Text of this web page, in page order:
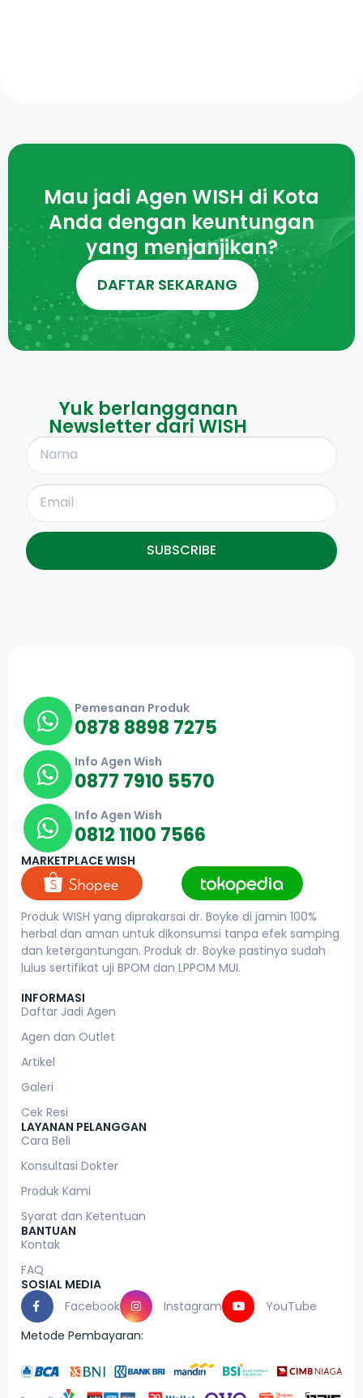
Mau jadi Agen WISH di Kota
Anda dengan keuntungan
yang menjanjikan?
DAFTAR SEKARANG
Yuk berlangganan
Newsletter dari WISH
SUBSCRIBE
0878 8898 7275
Pemesanan Produk
0877 7910 5570
Info Agen Wish
0812 1100 7566
Info Agen Wish
MARKETPLACE WISH
Produk WISH yang diprakarsai dr. Boyke di jamin 100%
herbal dan aman untuk dikonsumsi tanpa efek samping
dan ketergantungan. Produk dr. Boyke pastinya sudah
lulus sertifikat uji BPOM dan LPPOM MUI.
INFORMASI
Daftar Jadi Agen
Agen dan Outlet
Artikel
Galeri
Cek Resi
LAYANAN PELANGGAN
Cara Beli
Konsultasi Dokter
Produk Kami
Syarat dan Ketentuan
BANTUAN
Kontak
FAQ
SOSIAL MEDIA
Facebook
Instagram
YouTube
Metode Pembayaran: